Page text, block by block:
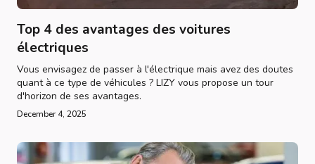
Top 4 des avantages des voitures
électriques
Vous envisagez de passer à l'électrique mais avez des doutes
quant à ce type de véhicules ? LIZY vous propose un tour
d'horizon de ses avantages.
December 4, 2025